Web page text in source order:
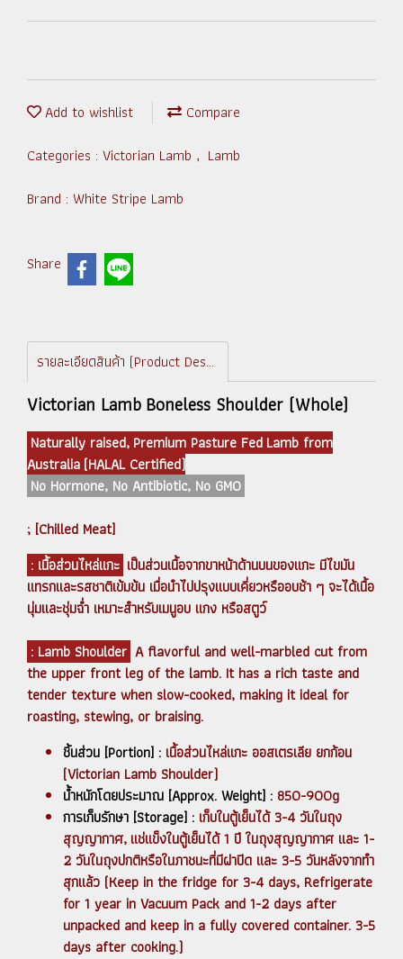
Add to wishlist
Compare
Categories : Victorian Lamb , Lamb
Brand : White Stripe Lamb
Share
รายละเอียดสินค้า (Product Description)
Victorian Lamb Boneless Shoulder (Whole)
Naturally raised, Premium Pasture Fed Lamb from
Australia (HALAL Certified)
No Hormone, No Antibiotic, No GMO
; [Chilled Meat]
: เนื้อส่วนไหล่แกะ เป็นส่วนเนื้อจากขาหน้าด้านบนของแกะ มีไขมัน
แทรกและรสชาติเข้มข้น เมื่อนำไปปรุงแบบเคี่ยวหรืออบช้า ๆ จะได้เนื้อ
นุ่มและชุ่มฉ่ำ เหมาะสำหรับเมนูอบ แกง หรือสตูว์
: Lamb Shoulder A flavorful and well-marbled cut from
the upper front leg of the lamb. It has a rich taste and
tender texture when slow-cooked, making it ideal for
roasting, stewing, or braising.
ชิ้นส่วน [Portion] : เนื้อส่วนไหล่แกะ ออสเตรเลีย ยกก้อน
(Victorian Lamb Shoulder)
น้ำหนักโดยประมาณ [Approx. Weight] : 850-900g
การเก็บรักษา [Storage] : เก็บในตู้เย็นได้ 3-4 วันในถุง
สุญญากาศ, แช่แข็งในตู้เย็นได้ 1 ปี ในถุงสุญญากาศ และ 1-
2 วันในถุงปกติหรือในภาชนะที่มีฝาปิด และ 3-5 วันหลังจากทำ
สุกแล้ว (Keep in the fridge for 3-4 days, Refrigerate
for 1 year in Vacuum Pack and 1-2 days after
unpacked and keep in a fully covered container. 3-5
days after cooking.)